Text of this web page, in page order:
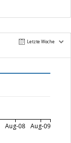
Letzte Woche
Aug-08 Aug-09